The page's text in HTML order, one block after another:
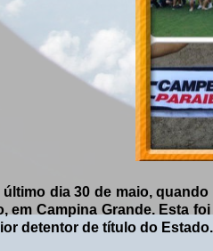
dia 30 de maio,
em Campina Grande. Esta
detentor de título do Estado.